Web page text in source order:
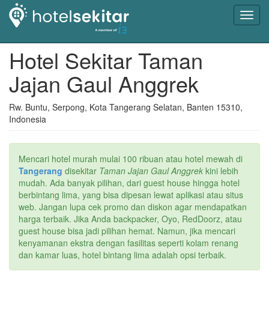
Hotel Sekitar Taman
Jajan Gaul Anggrek
Rw. Buntu, Serpong, Kota Tangerang Selatan, Banten 15310,
Indonesia
Mencari hotel murah mulai 100 ribuan atau hotel mewah di
Tangerang disekitar Taman Jajan Gaul Anggrek kini lebih
mudah. Ada banyak pilihan, dari guest house hingga hotel
berbintang lima, yang bisa dipesan lewat aplikasi atau situs
web. Jangan lupa cek promo dan diskon agar mendapatkan
harga terbaik. Jika Anda backpacker, Oyo, RedDoorz, atau
guest house bisa jadi pilihan hemat. Namun, jika mencari
kenyamanan ekstra dengan fasilitas seperti kolam renang
dan kamar luas, hotel bintang lima adalah opsi terbaik.